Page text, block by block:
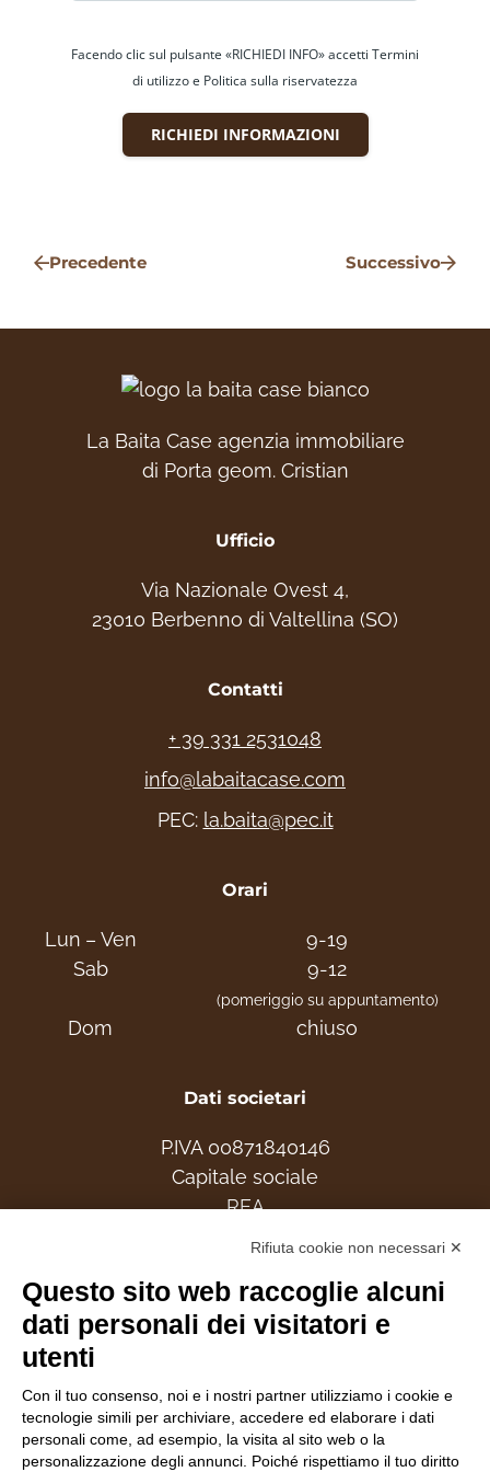
Facendo clic sul pulsante «RICHIEDI INFO» accetti Termini
di utilizzo e Politica sulla riservatezza
RICHIEDI INFORMAZIONI
Precedente Successivo
La Baita Case agenzia immobiliare
di Porta geom. Cristian
Ufficio
Via Nazionale Ovest 4,
23010 Berbenno di Valtellina (SO)
Contatti
+ 39 331 2531048
info@labaitacase.com
PEC: la.baita@pec.it
Orari
Lun – Ven
9-19
Sab
9-12
(pomeriggio su appuntamento)
Dom chiuso
Dati societari
P.IVA 00871840146
Capitale sociale
REA
Rifiuta cookie non necessari ✕
Questo sito web raccoglie alcuni
dati personali dei visitatori e
utenti
Con il tuo consenso, noi e i nostri partner utilizziamo i cookie e
tecnologie simili per archiviare, accedere ed elaborare i dati
personali come, ad esempio, la visita al sito web o la
personalizzazione degli annunci. Poiché rispettiamo il tuo diritto